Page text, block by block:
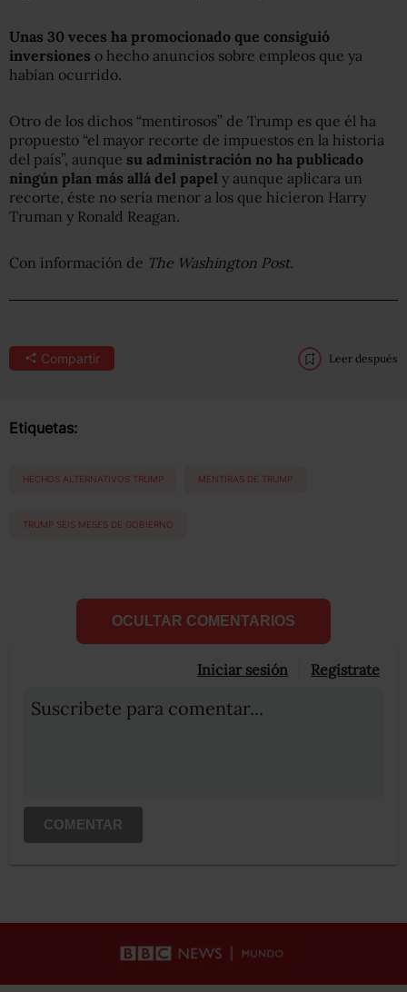
Unas 30 veces ha promocionado que consiguió
inversiones o hecho anuncios sobre empleos que ya
habían ocurrido.
Otro de los dichos “mentirosos” de Trump es que él ha
propuesto “el mayor recorte de impuestos en la historia
del país”, aunque su administración no ha publicado
ningún plan más allá del papel y aunque aplicara un
recorte, éste no sería menor a los que hicieron Harry
Truman y Ronald Reagan.
Con información de The Washington Post.
Compartir Leer después
Etiquetas:
HECHOS ALTERNATIVOS TRUMP MENTIRAS DE TRUMP
TRUMP SEIS MESES DE GOBIERNO
OCULTAR COMENTARIOS
Iniciar sesión Registrate
Suscribete para comentar...
COMENTAR